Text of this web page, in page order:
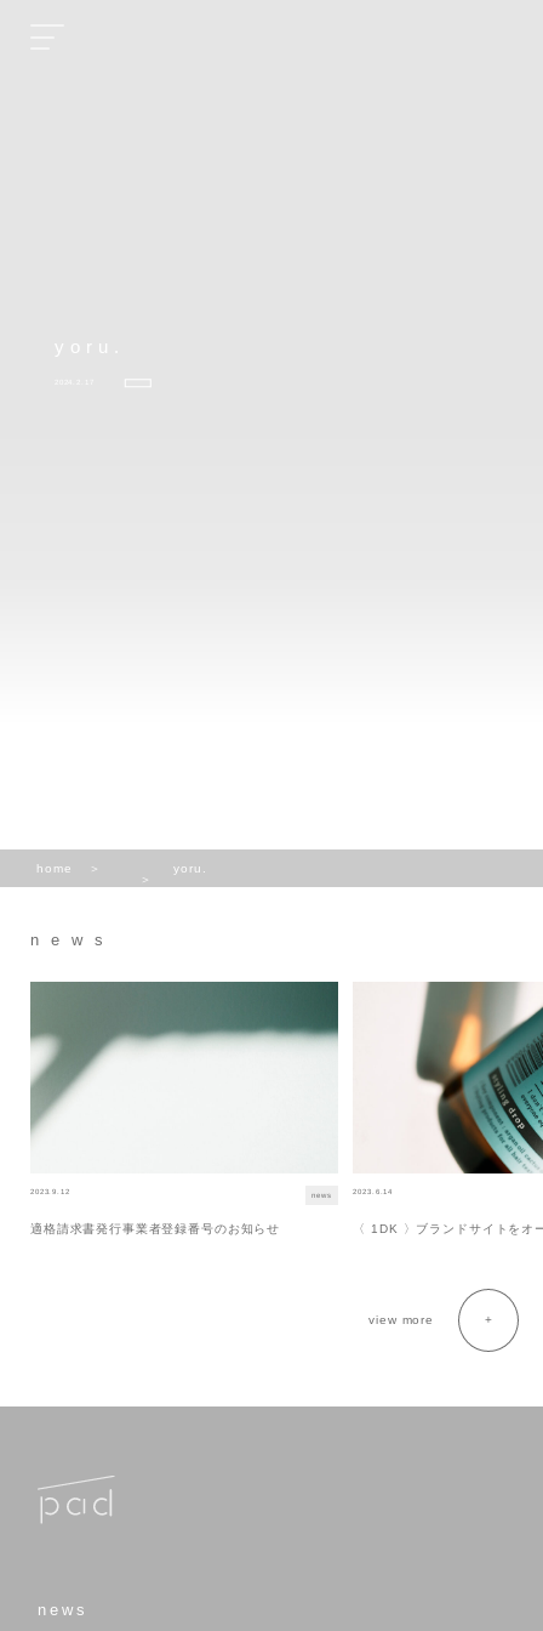
yoru.
home yoru.
news
2023.9.12 news
適格請求書発行事業者登録番号のお知らせ
2023.6.14
〈 1DK 〉ブランドサイトをオ
view more
news